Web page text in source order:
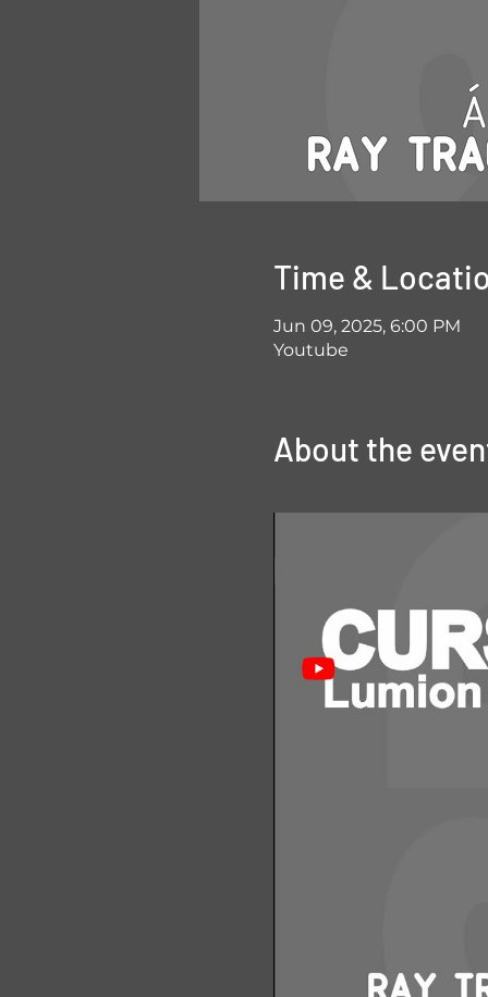
Time &
Jun 09, 2025, 6:00 PM
Youtube
About the